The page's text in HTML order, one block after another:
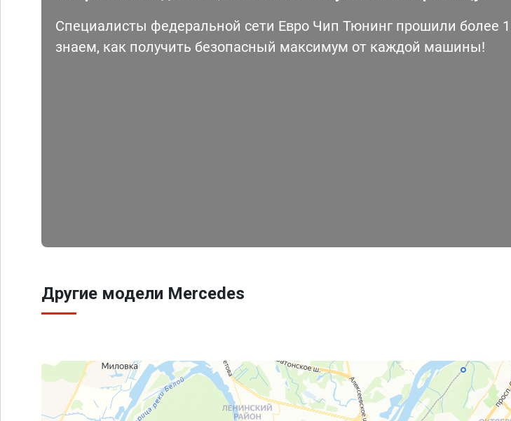
Специалисты федеральной сети Евро Чип Тюнинг прошили более
знаем, как получить безопасный максимум от каждой машины!
Другие модели Mercedes